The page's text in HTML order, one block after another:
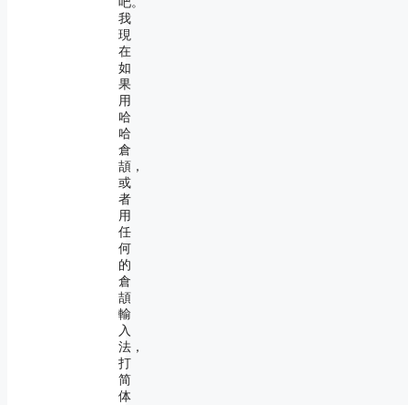
我
現
在
如
果
用
哈
哈
倉
頡，
或
者
用
任
何
的
倉
頡
輸
入
法，
打
简
体